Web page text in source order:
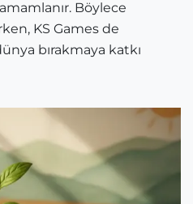
Böylece
KS Games de
bırakmaya katkı